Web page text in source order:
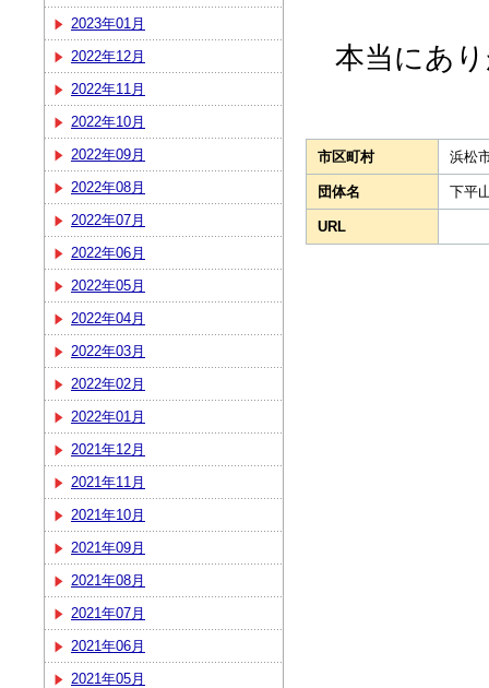
2023年01月
2022年12月
2022年11月
2022年10月
2022年09月
2022年08月
2022年07月
2022年06月
2022年05月
2022年04月
2022年03月
2022年02月
2022年01月
2021年12月
2021年11月
2021年10月
2021年09月
2021年08月
2021年07月
2021年06月
2021年05月
本当にあり
市区町村 浜松
団体名 下平
URL